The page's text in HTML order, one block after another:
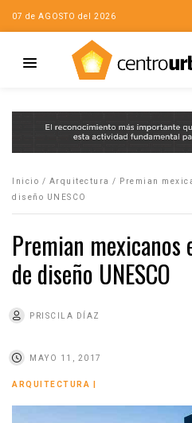
07 de AGOSTO del 2026
Inicio / Arquitectura /
Premian
diseño UNESCO
Premian mexicanos
de diseño UNESCO
PRISCILA DÍAZ
MAYO 11, 2017
ARQUITECTURA